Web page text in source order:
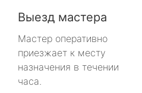
Выезд мастера
Мастер оперативно
приезжает к месту
назначения в течении
часа.